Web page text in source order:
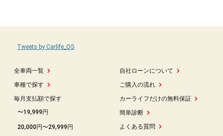
全車両一覧
車種で探す
毎月支払額で探す
〜19,999円
20,000円〜29,999円
自社ローンについて
ご購入の流れ
カーライフだけの無料保証
簡単診断
よくある質問
Tweets by Carlife_OS